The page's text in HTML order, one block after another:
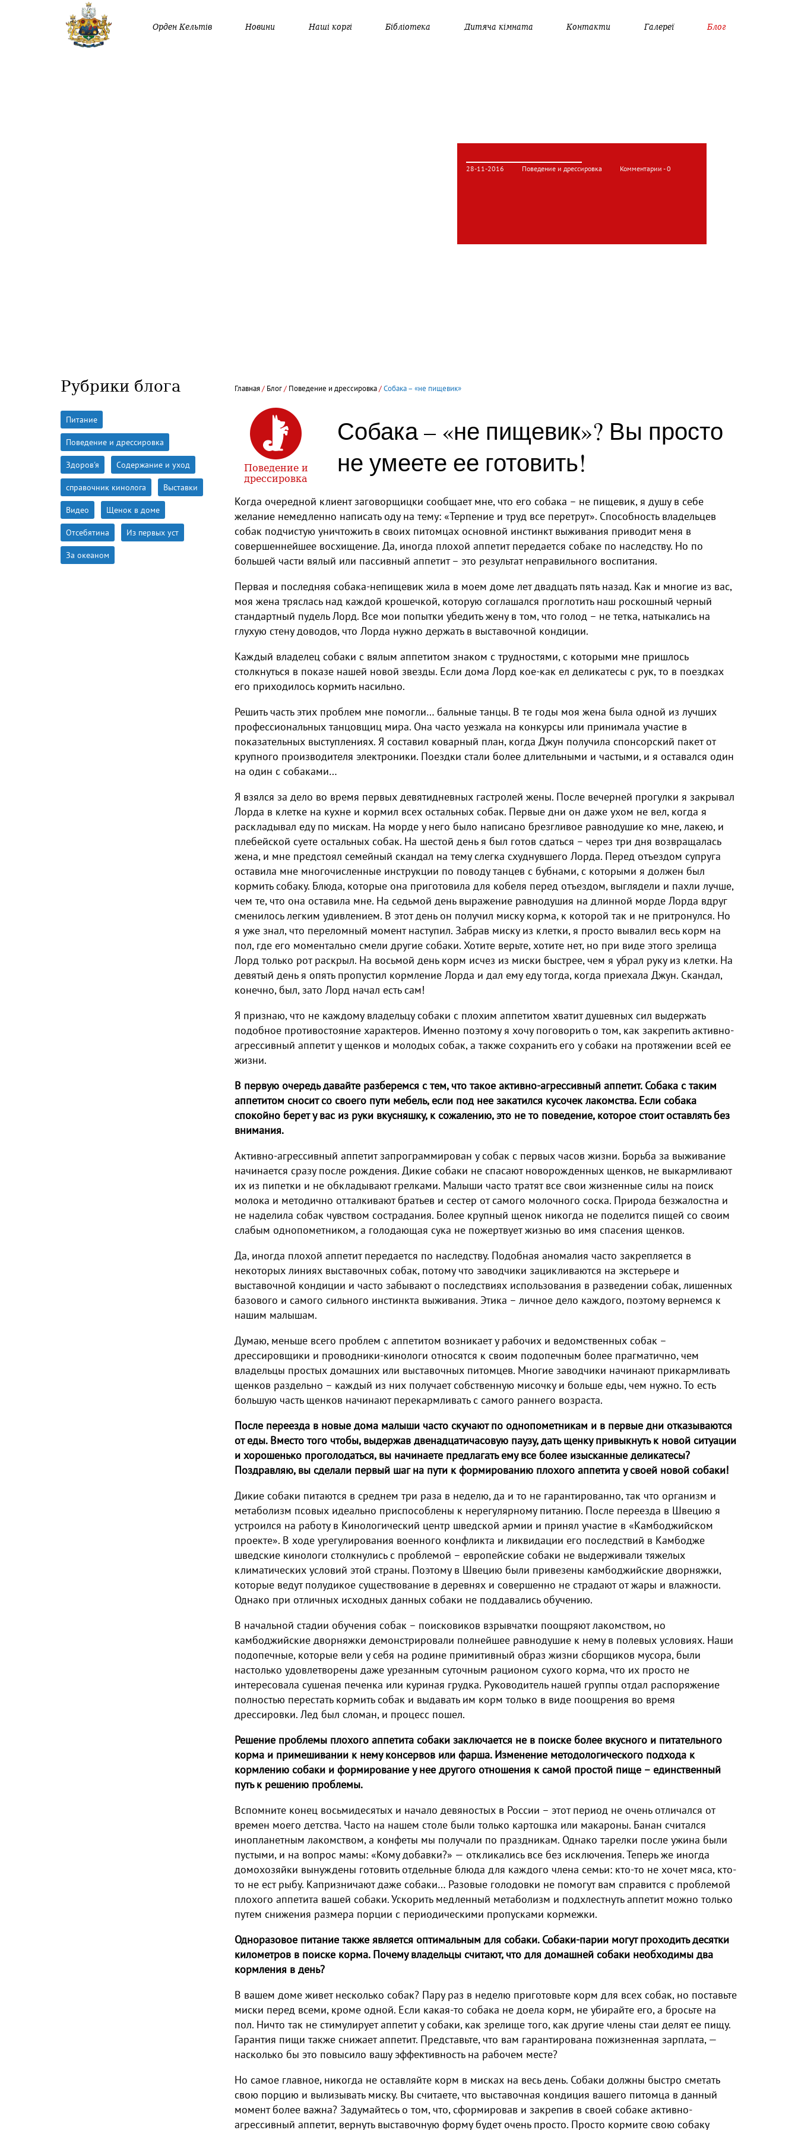
Орден Кельтів Новини Наші коргі Бібліотека Дитяча кімната Контакти Галереї Блог
28-11-2016 Поведение и дрессировка Комментарии - 0
Главная/ Блог/ Поведение и дрессировка/Собака – «не пищевик»
Поведение и
дрессировка
Собака – «не пищевик»? Вы просто
не умеете ее готовить!
Когда очередной клиент заговорщицки сообщает мне, что его собака – не пищевик, я душу в себе
желание немедленно написать оду на тему: «Терпение и труд все перетрут». Способность владельцев
собак подчистую уничтожить в своих питомцах основной инстинкт выживания приводит меня в
совершеннейшее восхищение. Да, иногда плохой аппетит передается собаке по наследству. Но по
большей части вялый или пассивный аппетит – это результат неправильного воспитания.
Первая и последняя собака-непищевик жила в моем доме лет двадцать пять назад. Как и многие из вас,
моя жена тряслась над каждой крошечкой, которую соглашался проглотить наш роскошный черный
стандартный пудель Лорд. Все мои попытки убедить жену в том, что голод – не тетка, натыкались на
глухую стену доводов, что Лорда нужно держать в выставочной кондиции.
Каждый владелец собаки с вялым аппетитом знаком с трудностями, с которыми мне пришлось
столкнуться в показе нашей новой звезды. Если дома Лорд кое-как ел деликатесы с рук, то в поездках
его приходилось кормить насильно.
Решить часть этих проблем мне помогли… бальные танцы. В те годы моя жена была одной из лучших
профессиональных танцовщиц мира. Она часто уезжала на конкурсы или принимала участие в
показательных выступлениях. Я составил коварный план, когда Джун получила спонсорский пакет от
крупного производителя электроники. Поездки стали более длительными и частыми, и я оставался один
на один с собаками…
Я взялся за дело во время первых девятидневных гастролей жены. После вечерней прогулки я закрывал
Лорда в клетке на кухне и кормил всех остальных собак. Первые дни он даже ухом не вел, когда я
раскладывал еду по мискам. На морде у него было написано брезгливое равнодушие ко мне, лакею, и
плебейской суете остальных собак. На шестой день я был готов сдаться – через три дня возвращалась
жена, и мне предстоял семейный скандал на тему слегка схуднувшего Лорда. Перед отъездом супруга
оставила мне многочисленные инструкции по поводу танцев с бубнами, с которыми я должен был
кормить собаку. Блюда, которые она приготовила для кобеля перед отъездом, выглядели и пахли лучше,
чем те, что она оставила мне. На седьмой день выражение равнодушия на длинной морде Лорда вдруг
сменилось легким удивлением. В этот день он получил миску корма, к которой так и не притронулся. Но
я уже знал, что переломный момент наступил. Забрав миску из клетки, я просто вывалил весь корм на
пол, где его моментально смели другие собаки. Хотите верьте, хотите нет, но при виде этого зрелища
Лорд только рот раскрыл. На восьмой день корм исчез из миски быстрее, чем я убрал руку из клетки. На
девятый день я опять пропустил кормление Лорда и дал ему еду тогда, когда приехала Джун. Скандал,
конечно, был, зато Лорд начал есть сам!
Я признаю, что не каждому владельцу собаки с плохим аппетитом хватит душевных сил выдержать
подобное противостояние характеров. Именно поэтому я хочу поговорить о том, как закрепить активно-
агрессивный аппетит у щенков и молодых собак, а также сохранить его у собаки на протяжении всей ее
жизни.
В первую очередь давайте разберемся с тем, что такое активно-агрессивный аппетит. Собака с таким
аппетитом сносит со своего пути мебель, если под нее закатился кусочек лакомства. Если собака
спокойно берет у вас из руки вкусняшку, к сожалению, это не то поведение, которое стоит оставлять без
внимания.
Активно-агрессивный аппетит запрограммирован у собак с первых часов жизни. Борьба за выживание
начинается сразу после рождения. Дикие собаки не спасают новорожденных щенков, не выкармливают
их из пипетки и не обкладывают грелками. Малыши часто тратят все свои жизненные силы на поиск
молока и методично отталкивают братьев и сестер от самого молочного соска. Природа безжалостна и
не наделила собак чувством сострадания. Более крупный щенок никогда не поделится пищей со своим
слабым однопометником, а голодающая сука не пожертвует жизнью во имя спасения щенков.
Да, иногда плохой аппетит передается по наследству. Подобная аномалия часто закрепляется в
некоторых линиях выставочных собак, потому что заводчики зацикливаются на экстерьере и
выставочной кондиции и часто забывают о последствиях использования в разведении собак, лишенных
базового и самого сильного инстинкта выживания. Этика – личное дело каждого, поэтому вернемся к
нашим малышам.
Думаю, меньше всего проблем с аппетитом возникает у рабочих и ведомственных собак –
дрессировщики и проводники-кинологи относятся к своим подопечным более прагматично, чем
владельцы простых домашних или выставочных питомцев. Многие заводчики начинают прикармливать
щенков раздельно – каждый из них получает собственную мисочку и больше еды, чем нужно. То есть
большую часть щенков начинают перекармливать с самого раннего возраста.
После переезда в новые дома малыши часто скучают по однопометникам и в первые дни отказываются
от еды. Вместо того чтобы, выдержав двенадцатичасовую паузу, дать щенку привыкнуть к новой ситуации
и хорошенько проголодаться, вы начинаете предлагать ему все более изысканные деликатесы?
Поздравляю, вы сделали первый шаг на пути к формированию плохого аппетита у своей новой собаки!
Дикие собаки питаются в среднем три раза в неделю, да и то не гарантированно, так что организм и
метаболизм псовых идеально приспособлены к нерегулярному питанию. После переезда в Швецию я
устроился на работу в Кинологический центр шведской армии и принял участие в «Камбоджийском
проекте». В ходе урегулирования военного конфликта и ликвидации его последствий в Камбодже
шведские кинологи столкнулись с проблемой – европейские собаки не выдерживали тяжелых
климатических условий этой страны. Поэтому в Швецию были привезены камбоджийские дворняжки,
которые ведут полудикое существование в деревнях и совершенно не страдают от жары и влажности.
Однако при отличных исходных данных собаки не поддавались обучению.
В начальной стадии обучения собак – поисковиков взрывчатки поощряют лакомством, но
камбоджийские дворняжки демонстрировали полнейшее равнодушие к нему в полевых условиях. Наши
подопечные, которые вели у себя на родине примитивный образ жизни сборщиков мусора, были
настолько удовлетворены даже урезанным суточным рационом сухого корма, что их просто не
интересовала сушеная печенка или куриная грудка. Руководитель нашей группы отдал распоряжение
полностью перестать кормить собак и выдавать им корм только в виде поощрения во время
дрессировки. Лед был сломан, и процесс пошел.
Решение проблемы плохого аппетита собаки заключается не в поиске более вкусного и питательного
корма и примешивании к нему консервов или фарша. Изменение методологического подхода к
кормлению собаки и формирование у нее другого отношения к самой простой пище – единственный
путь к решению проблемы.
Вспомните конец восьмидесятых и начало девяностых в России – этот период не очень отличался от
времен моего детства. Часто на нашем столе были только картошка или макароны. Банан считался
инопланетным лакомством, а конфеты мы получали по праздникам. Однако тарелки после ужина были
пустыми, и на вопрос мамы: «Кому добавки?» — откликались все без исключения. Теперь же иногда
домохозяйки вынуждены готовить отдельные блюда для каждого члена семьи: кто-то не хочет мяса, кто-
то не ест рыбу. Капризничают даже собаки… Разовые голодовки не помогут вам справится с проблемой
плохого аппетита вашей собаки. Ускорить медленный метаболизм и подхлестнуть аппетит можно только
путем снижения размера порции с периодическими пропусками кормежки.
Одноразовое питание также является оптимальным для собаки. Собаки-парии могут проходить десятки
километров в поиске корма. Почему владельцы считают, что для домашней собаки необходимы два
кормления в день?
В вашем доме живет несколько собак? Пару раз в неделю приготовьте корм для всех собак, но поставьте
миски перед всеми, кроме одной. Если какая-то собака не доела корм, не убирайте его, а бросьте на
пол. Ничто так не стимулирует аппетит у собаки, как зрелище того, как другие члены стаи делят ее пищу.
Гарантия пищи также снижает аппетит. Представьте, что вам гарантирована пожизненная зарплата, —
насколько бы это повысило вашу эффективность на рабочем месте?
Но самое главное, никогда не оставляйте корм в мисках на весь день. Собаки должны быстро сметать
свою порцию и вылизывать миску. Вы считаете, что выставочная кондиция вашего питомца в данный
момент более важна? Задумайтесь о том, что, сформировав и закрепив в своей собаке активно-
агрессивный аппетит, вернуть выставочную форму будет очень просто. Просто кормите свою собаку
Рубрики блога
Питание
Поведение и дрессировка
Здоров'я Содержание и уход
справочник кинолога Выставки
Видео Щенок в доме
Отсебятина Из первых уст
За океаном